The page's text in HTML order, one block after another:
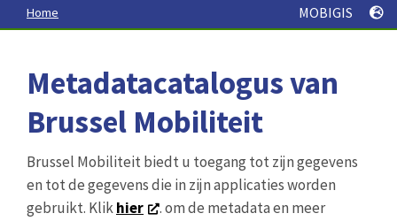
Home MOBIGIS
Metadatacatalogus van
Brussel Mobiliteit
Brussel Mobiliteit biedt u toegang tot zijn gegevens
en tot de gegevens die in zijn applicaties worden
gebruikt. Klikhier
. om de metadata en meer